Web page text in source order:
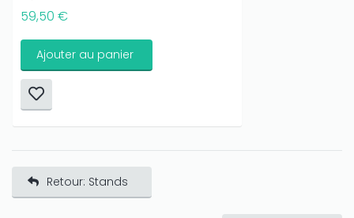
59,50 €
Ajouter au panier
Retour: Stands